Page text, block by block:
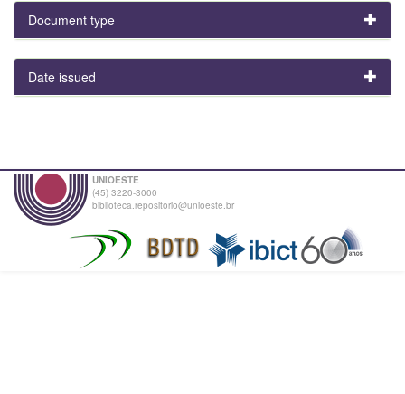
Document type
Date issued
UNIOESTE
(45) 3220-3000
biblioteca.repositorio@unioeste.br